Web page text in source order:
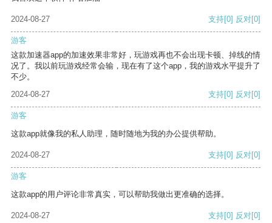
2024-08-27 支持[0] 反对[0]
游客
这款加速器app的加速效果非常好，玩游戏再也不会出现卡顿、掉线的情
况了。我以前玩游戏经常会输，现在有了这个app，我的游戏水平提升了
不少。
2024-08-27
支持[0] 反对[0]
游客
这款app就像我的私人助理，随时随地为我的办公提供帮助。
2024-08-27 支持[0] 反对[0]
游客
这款app的用户评论非常真实，可以帮助我做出更准确的选择。
2024-08-27 支持[0] 反对[0]